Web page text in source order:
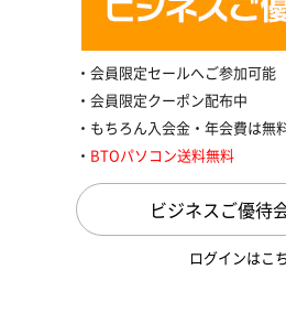
会員限定セールへご参加可能
会員限定クーポン配布中
もちろん入会金・年会費は無
BTOパソコン送料無料
ビジネスご優待
ログインはこ